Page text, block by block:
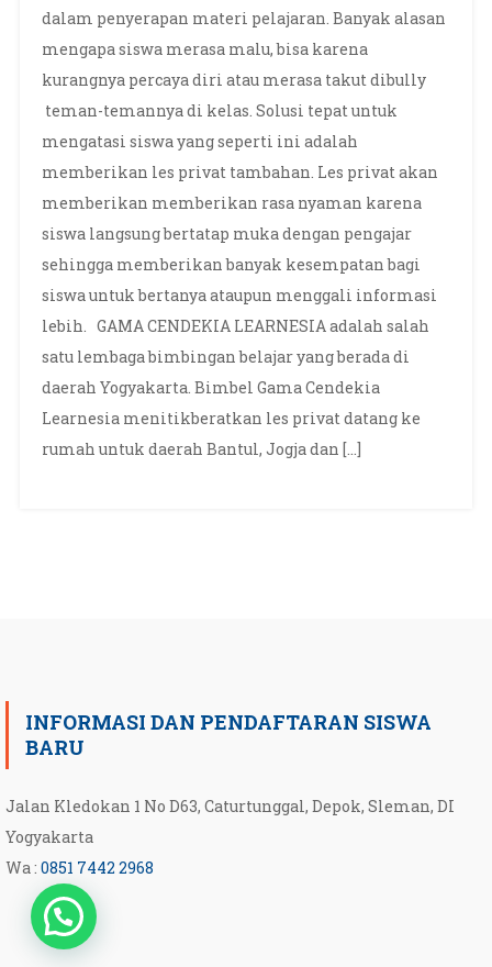
dalam penyerapan materi pelajaran. Banyak alasan
mengapa siswa merasa malu, bisa karena
kurangnya percaya diri atau merasa takut dibully
teman-temannya di kelas. Solusi tepat untuk
mengatasi siswa yang seperti ini adalah
memberikan les privat tambahan. Les privat akan
memberikan memberikan rasa nyaman karena
siswa langsung bertatap muka dengan pengajar
sehingga memberikan banyak kesempatan bagi
siswa untuk bertanya ataupun menggali informasi
lebih. GAMA CENDEKIA LEARNESIA adalah salah
satu lembaga bimbingan belajar yang berada di
daerah Yogyakarta. Bimbel Gama Cendekia
Learnesia menitikberatkan les privat datang ke
rumah untuk daerah Bantul, Jogja dan […]
INFORMASI DAN PENDAFTARAN SISWA
BARU
Jalan Kledokan 1 No D63, Caturtunggal, Depok, Sleman, DI
Yogyakarta
Wa : 0851 7442 2968